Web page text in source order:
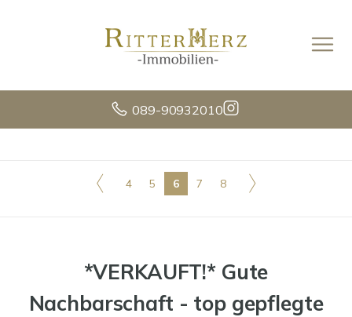
089-90932010
4 5 6 7 8
*VERKAUFT!* Gute
Nachbarschaft - top gepflegte